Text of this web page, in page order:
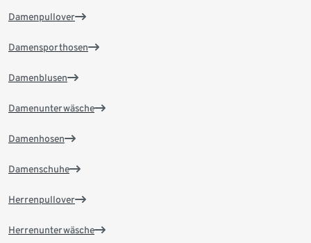
Damenpullover
Damensporthosen
Damenblusen
Damenunterwäsche
Damenhosen
Damenschuhe
Herrenpullover
Herrenunterwäsche